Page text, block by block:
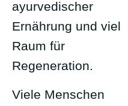
ayurvedischer
Ernährung und viel
Raum für
Regeneration.
Viele Menschen